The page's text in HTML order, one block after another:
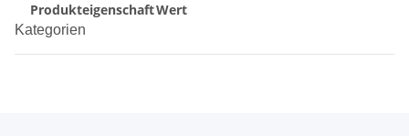
ProdukteigenschaftWert
Kategorien